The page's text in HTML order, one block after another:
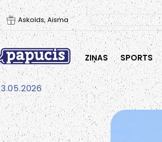
Askolds, Aisma
ZIŅAS SPORTS